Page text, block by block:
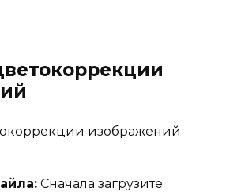
Сначала загрузите